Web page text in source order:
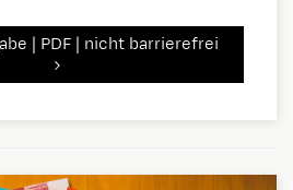
| PDF | nicht barrierefrei